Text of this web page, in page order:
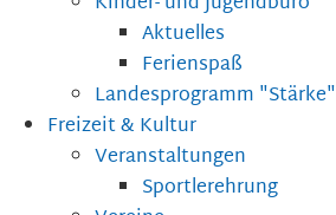
Aktuelles
Ferienspaß
Landesprogramm "Stärke"
Freizeit & Kultur
Veranstaltungen
Sportlerehrung